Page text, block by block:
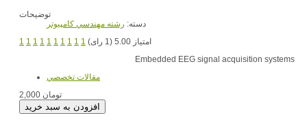
توضیحات
دسته: رشته مهندسي کامپيوتر
1 1 1 1 1 1 1 1 1 1
امتیاز 5.00 (1 رای)
Embedded EEG signal acquisition systems
مقالات تخصصي
2,000 تومان